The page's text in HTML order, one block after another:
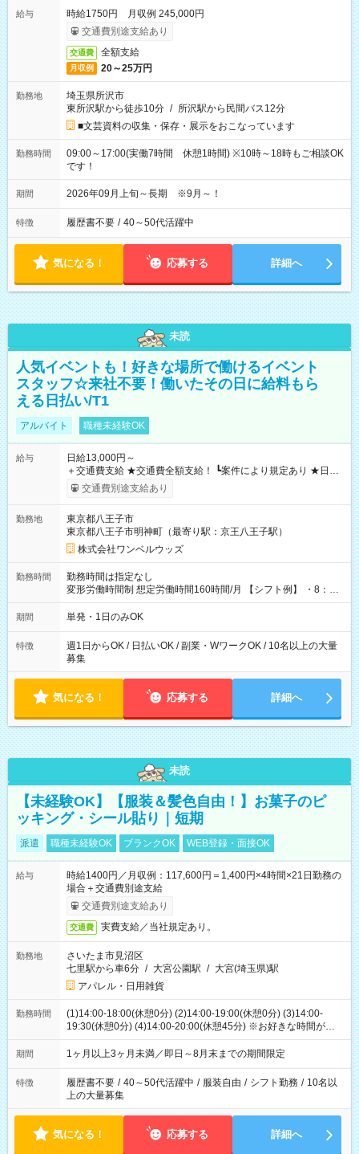
給与
時給1750円 月収例 245,000円
交通費別途支給あり
交通費 全額支給
月収例 20～25万円
勤務地
埼玉県所沢市
東所沢駅から徒歩10分 / 所沢駅から民間バス12分
■文芸資料の収集・保存・展示をおこなっています
勤務時間
09:00～17:00(実働7時間 休憩1時間) ※10時～18時もご相談OK
です！
期間 2026年09月上旬～長期 ※9月～！
特徴 履歴書不要 / 40～50代活躍中
気になる！ 応募する 詳細へ
未読
人気イベントも！好きな場所で働けるイベント
スタッフ☆来社不要！働いたその日に給料もら
える日払い/T1
アルバイト 職種未経験OK
給与
日給13,000円～
＋交通費支給 ★交通費全額支給！ ┗案件により規定あり ★日払
いOK！（規定あり） ┗働いたその日に現金GET♪ お仕事後はコ
ンビニATMから 日払い分を引き落とせます！ 【試用期間】試
交通費別途支給あり
勤務地
東京都八王子市
東京都八王子市明神町（最寄り駅：京王八王子駅）
株式会社ワンベルウッズ
勤務時間
勤務時間は指定なし
変形労働時間制 想定労働時間160時間/月 【シフト例】 ・8：00
～21：00
期間 単発・1日のみOK
特徴
週1日からOK / 日払いOK / 副業・WワークOK / 10名以上の大量
募集
気になる！ 応募する 詳細へ
未読
【未経験OK】【服装＆髪色自由！】お菓子のピ
ッキング・シール貼り｜短期
派遣 職種未経験OK ブランクOK WEB登録・面接OK
給与
時給1400円／月収例：117,600円＝1,400円×4時間×21日勤務の
場合＋交通費別途支給
交通費別途支給あり
交通費 実費支給／当社規定あり。
勤務地
さいたま市見沼区
七里駅から車6分 / 大宮公園駅 / 大宮(埼玉県)駅
アパレル・日用雑貨
勤務時間
(1)14:00-18:00(休憩0分) (2)14:00-19:00(休憩0分) (3)14:00-
19:30(休憩0分) (4)14:00-20:00(休憩45分) ※お好きな時間が選べ
ます
期間 1ヶ月以上3ヶ月未満／即日～8月末までの期間限定
特徴 履歴書不要 / 40～50代活躍中 / 服装自由 / シフト勤務 / 10名以
上の大量募集
気になる！ 応募する 詳細へ